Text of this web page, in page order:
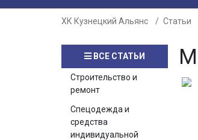
ХК Кузнецкий Альянс Статьи
ВСЕ СТАТЬИ
Строительство и
ремонт
Спецодежда и
средства
индивидуальной